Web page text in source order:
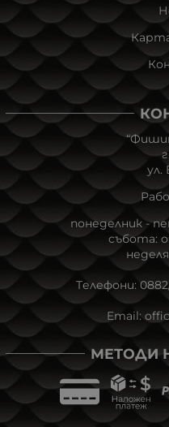
ул.
понеделник -
събота: от
неделя -
Tелефони:
Email:
МЕТОДИ